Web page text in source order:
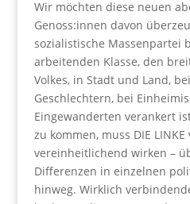
Wir möchten diese neuen
Genoss:innen davon
sozialistische Massenpartei
arbeitenden Klasse, den
Volkes, in Stadt und Land,
Geschlechtern, bei
Eingewanderten verankert
zu kommen, muss DIE
vereinheitlichend wirken –
Differenzen in einzelnen
hinweg. Wirklich